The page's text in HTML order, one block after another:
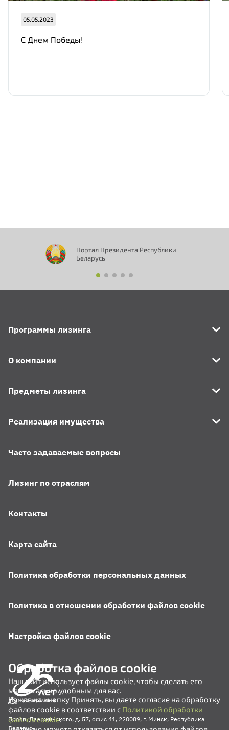
05.05.2023
С Днем Победы!
Портал Президента Республики
Беларусь
Просп. Дзержинского, д. 57, офис 41, 220089, г. Минск, Республика
Беларусь
Программы лизинга
О компании
Предметы лизинга
Реализация имущества
Часто задаваемые вопросы
Лизинг по отраслям
Контакты
Карта сайта
Политика обработки персональных данных
Политика в отношении обработки файлов cookie
Настройка файлов cookie
Обработка файлов cookie
Наш сайт использует файлы cookie, чтобы сделать его
максимально удобным для вас.
Нажав на кнопку Принять, вы даете согласие на обработку
файлов cookie в соответствии с Политикой обработки
файлов cookie.
Отправить